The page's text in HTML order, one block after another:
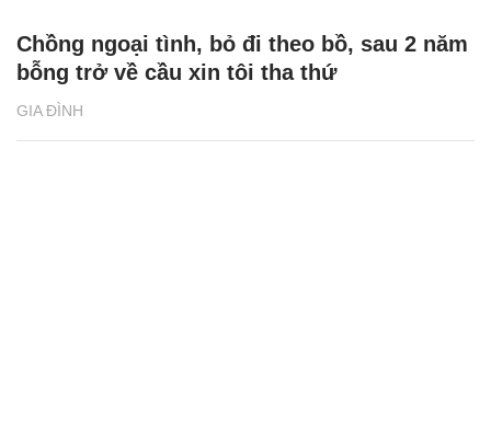
GIA ĐÌNH
Chồng ngoại tình, bỏ đi theo bồ, sau 2 năm
bỗng trở về cầu xin tôi tha thứ